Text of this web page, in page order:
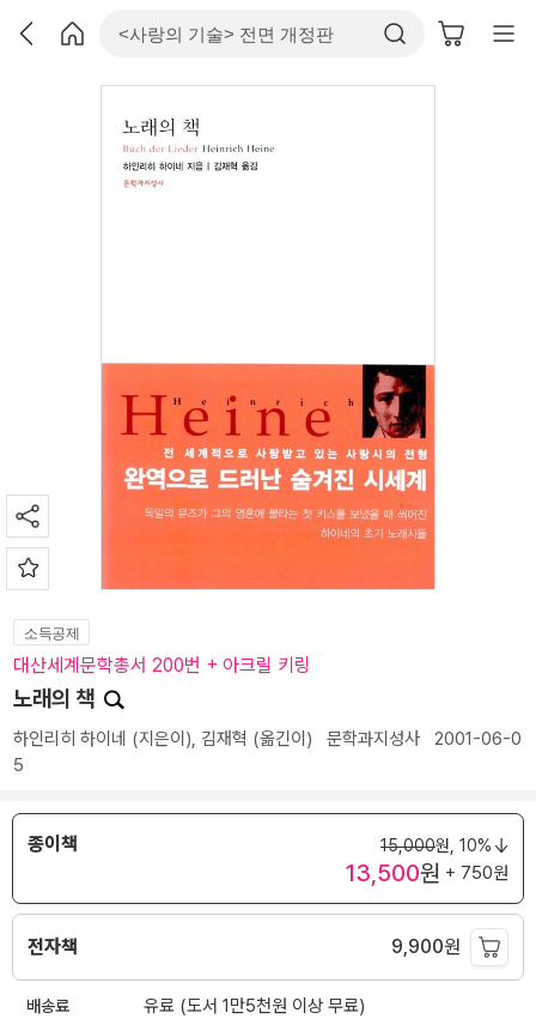
소득공제
대산세계문학총서 200번 + 아크릴 키링
노래의 책
하인리히 하이네 (지은이), 김재혁 (옮긴이) 문학과지성사 2001-06-0
5
종이책 15,000원, 10%
13,500원 + 750원
전자책 9,900원
배송료 유료 (도서 1만5천원 이상 무료)